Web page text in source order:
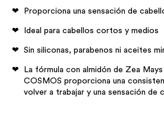
Proporciona una sensación de
Ideal para cabellos cortos y medios
Sin siliconas, parabenos ni aceites
La fórmula con almidón de Zea
COSMOS proporciona una
volver a trabajar y una sensación de